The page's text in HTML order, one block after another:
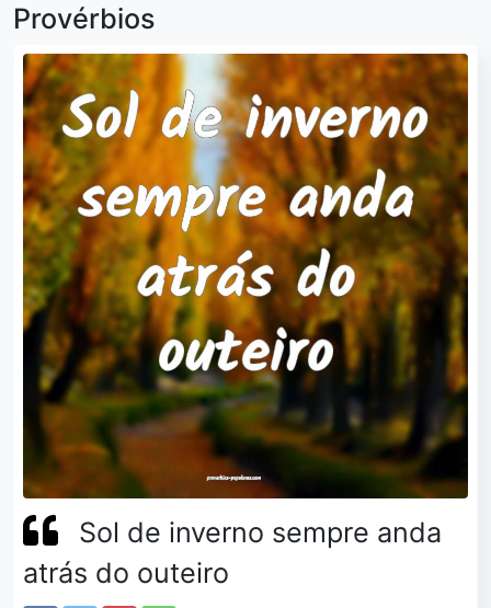
Provérbios
Sol de inverno sempre anda
atrás do outeiro